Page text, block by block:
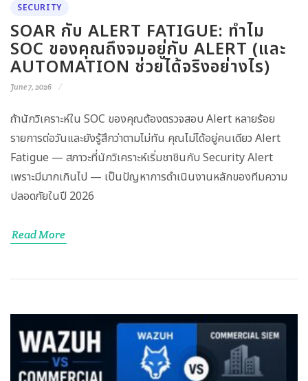
SECURITY
SOAR กับ ALERT FATIGUE: ทำไม
SOC ของคุณถึงจมอยู่กับ ALERT (และ
AUTOMATION ช่วยได้จริงอย่างไร)
June 7, 2026
ถ้านักวิเคราะห์ใน SOC ของคุณต้องตรวจสอบ Alert หลายร้อย
รายการต่อวันและยังรู้สึกว่าตามไม่ทัน คุณไม่ได้อยู่คนเดียว Alert
Fatigue — สภาวะที่นักวิเคราะห์เริ่มชาชินกับ Security Alert
เพราะมีมากเกินไป — เป็นปัญหาการดำเนินงานหลักของทีมความ
ปลอดภัยในปี 2026
Read More